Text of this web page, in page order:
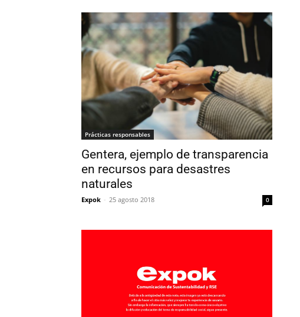
Prácticas responsables
Gentera, ejemplo de transparencia
en recursos para desastres
naturales
Expok - 25 agosto 2018 0